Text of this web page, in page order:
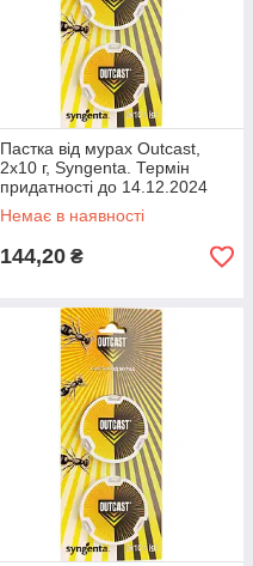
Пастка від мурах Outcast,
2х10 г, Syngenta. Термін
придатності до 14.12.2024
Немає в наявності
144,20 ₴